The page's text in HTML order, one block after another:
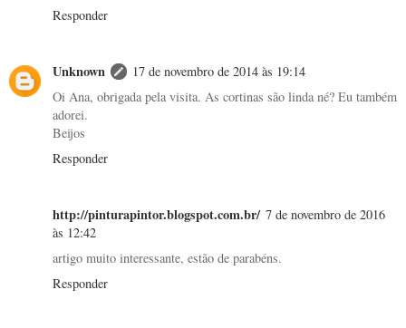
Responder
Unknown
17 de novembro de 2014 às 19:14
Oi Ana, obrigada pela visita. As cortinas são linda né? Eu também
adorei.
Beijos
Responder
http://pinturapintor.blogspot.com.br/ 7 de novembro de 2016
às 12:42
artigo muito interessante, estão de parabéns.
Responder